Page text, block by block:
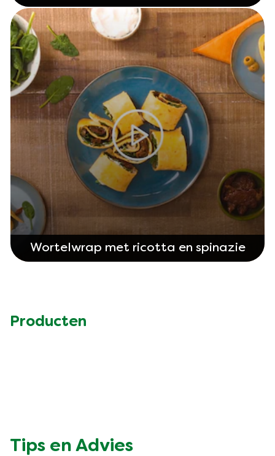
Wortelwrap met ricotta en spinazie
Producten
Tips en Advies